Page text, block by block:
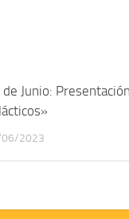
de Junio:
2023